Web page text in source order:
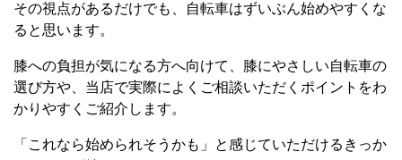
その視点があるだけでも、自転車はずいぶん始めやすくな
ると思います。
膝への負担が気になる方へ向けて、膝にやさしい自転車の
選び方や、当店で実際によくご相談いただくポイントをわ
かりやすくご紹介します。
「これなら始められそうかも」と感じていただけるきっか